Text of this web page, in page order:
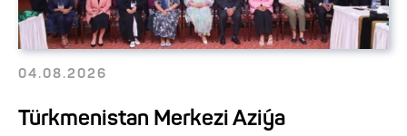
04.08.2026
Türkmenistan Merkezi Aziýa